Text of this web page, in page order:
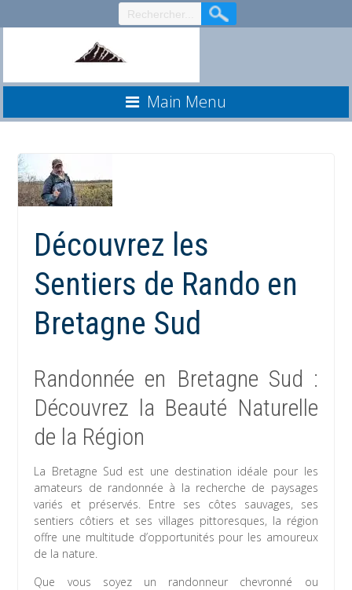
au
Main Menu
Découvrez les
Sentiers de Rando en
Bretagne Sud
Randonnée en Bretagne Sud :
Découvrez la Beauté Naturelle
de la Région
La Bretagne Sud est une destination idéale pour les
amateurs de randonnée à la recherche de paysages
variés et préservés. Entre ses côtes sauvages, ses
sentiers côtiers et ses villages pittoresques, la région
offre une multitude d’opportunités pour les amoureux
de la nature.
Que vous soyez un randonneur chevronné ou